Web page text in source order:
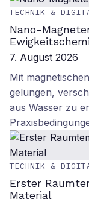
TECHNIK &
Nano-
7. August 2026
Mit
gelungen,
aus Wasser zu
TECHNIK &
Erster
Material